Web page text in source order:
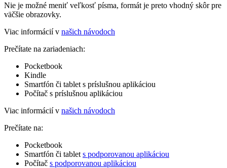
Nie je možné meniť veľkosť písma, formát je preto vhodný skôr pre
väčšie obrazovky.
Viac informácií v našich návodoch
Prečítate na zariadeniach:
Pocketbook
Kindle
Smartfón či tablet s príslušnou aplikáciou
Počítač s príslušnou aplikáciou
Viac informácií v našich návodoch
Prečítate na:
Pocketbook
Smartfón či tablet s podporovanou aplikáciou
Počítač s podporovanou aplikáciou